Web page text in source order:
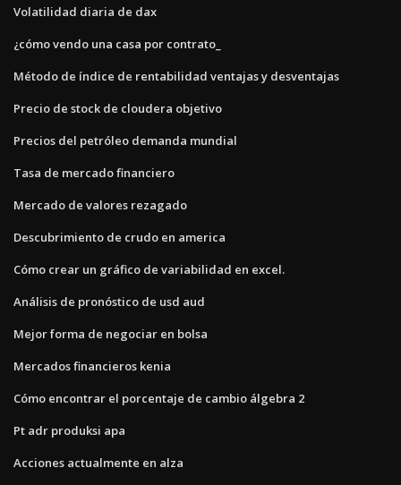
Volatilidad diaria de dax
¿cómo vendo una casa por contrato_
Método de índice de rentabilidad ventajas y desventajas
Precio de stock de cloudera objetivo
Precios del petróleo demanda mundial
Tasa de mercado financiero
Mercado de valores rezagado
Descubrimiento de crudo en america
Cómo crear un gráfico de variabilidad en excel.
Análisis de pronóstico de usd aud
Mejor forma de negociar en bolsa
Mercados financieros kenia
Cómo encontrar el porcentaje de cambio álgebra 2
Pt adr produksi apa
Acciones actualmente en alza